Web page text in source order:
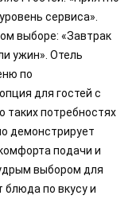
сервиса».
выборе: «Завтрак
ужин». Отель
по
для гостей с
потребностях
демонстрирует
подачи и
выбором для
по вкусу и